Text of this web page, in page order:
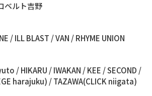
ベルト吉野
/ ILL BLAST / VAN / RHYME UNION
/ HIKARU / IWAKAN / KEE / SECOND /
harajuku) / TAZAWA(CLICK niigata)